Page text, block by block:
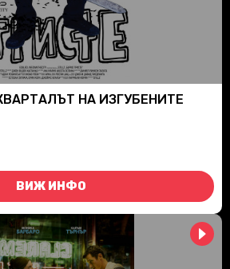
НА ИЗГУБЕНИТЕ
ВИЖ ИНФО